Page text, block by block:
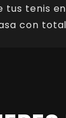
tus tenis
con